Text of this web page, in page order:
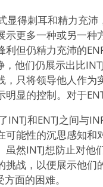
显得刺耳和精力充
更多一种或另一种
但仍精力充沛的
他们仍展示出比
只将领导他人作为
显的控制。对于
INTJ和ENTJ之间与
能性的沉思感知和
然INTJ想防止对他
战，以便展示他
面的困难。